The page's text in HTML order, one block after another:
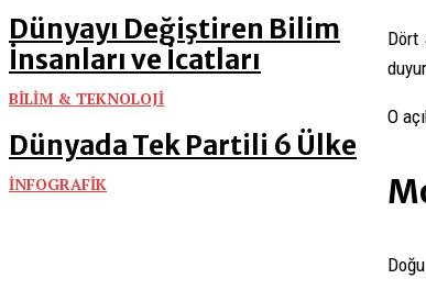
Dünyayı Değiştiren Bilim
İnsanları ve İcatları
BİLİM & TEKNOLOJİ
Dünyada Tek Partili 6 Ülke
İNFOGRAFİK
Dört
O